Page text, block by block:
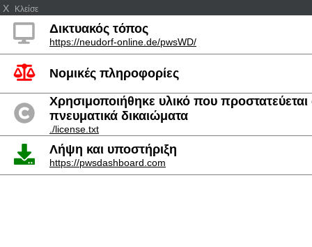
X Κλείσε
Δικτυακός τόπος
https://neudorf-online.de/pwsWD/
Νομικές πληροφορίες
Χρησιμοποιήθηκε υλικό που
πνευματικά δικαιώματα
./license.txt
Λήψη και υποστήριξη
https://pwsdashboard.com